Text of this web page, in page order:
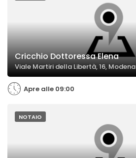
Cricchio Dottoressa Elena
Viale Martiri della Libertà, 16, Modena
Apre alle 09:00
NOTAIO